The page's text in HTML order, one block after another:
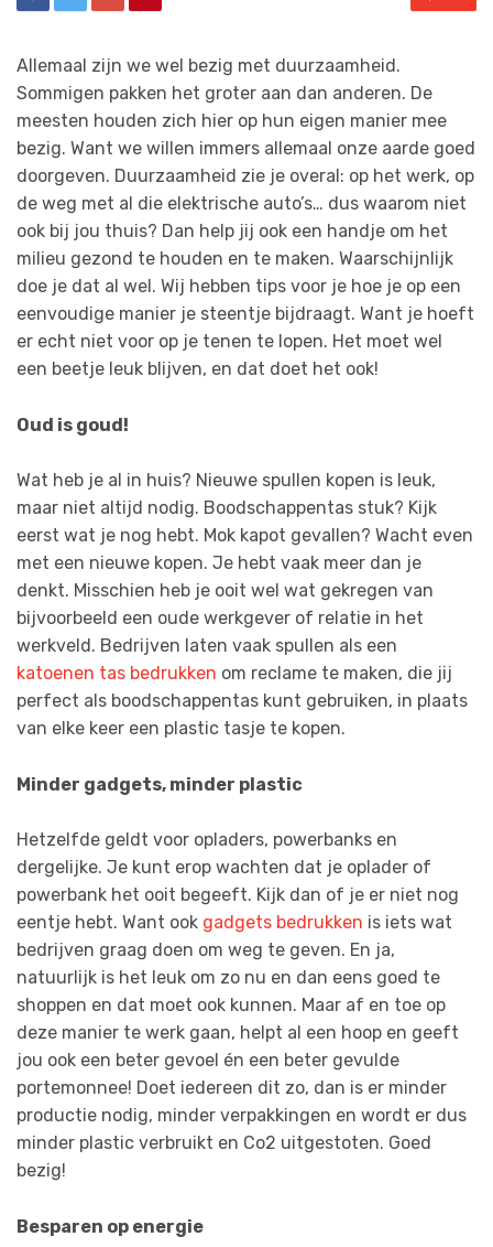
Allemaal zijn we wel bezig met duurzaamheid.
Sommigen pakken het groter aan dan anderen. De
meesten houden zich hier op hun eigen manier mee
bezig. Want we willen immers allemaal onze aarde goed
doorgeven. Duurzaamheid zie je overal: op het werk, op
de weg met al die elektrische auto’s… dus waarom niet
ook bij jou thuis? Dan help jij ook een handje om het
milieu gezond te houden en te maken. Waarschijnlijk
doe je dat al wel. Wij hebben tips voor je hoe je op een
eenvoudige manier je steentje bijdraagt. Want je hoeft
er echt niet voor op je tenen te lopen. Het moet wel
een beetje leuk blijven, en dat doet het ook!
Oud is goud!
Wat heb je al in huis? Nieuwe spullen kopen is leuk,
maar niet altijd nodig. Boodschappentas stuk? Kijk
eerst wat je nog hebt. Mok kapot gevallen? Wacht even
met een nieuwe kopen. Je hebt vaak meer dan je
denkt. Misschien heb je ooit wel wat gekregen van
bijvoorbeeld een oude werkgever of relatie in het
werkveld. Bedrijven laten vaak spullen als een
katoenen tas bedrukken om reclame te maken, die jij
perfect als boodschappentas kunt gebruiken, in plaats
van elke keer een plastic tasje te kopen.
Minder gadgets, minder plastic
Hetzelfde geldt voor opladers, powerbanks en
dergelijke. Je kunt erop wachten dat je oplader of
powerbank het ooit begeeft. Kijk dan of je er niet nog
eentje hebt. Want ook gadgets bedrukken is iets wat
bedrijven graag doen om weg te geven. En ja,
natuurlijk is het leuk om zo nu en dan eens goed te
shoppen en dat moet ook kunnen. Maar af en toe op
deze manier te werk gaan, helpt al een hoop en geeft
jou ook een beter gevoel én een beter gevulde
portemonnee! Doet iedereen dit zo, dan is er minder
productie nodig, minder verpakkingen en wordt er dus
minder plastic verbruikt en Co2 uitgestoten. Goed
bezig!
Besparen op energie